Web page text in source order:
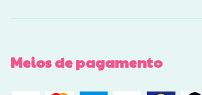
Meios de pagamento